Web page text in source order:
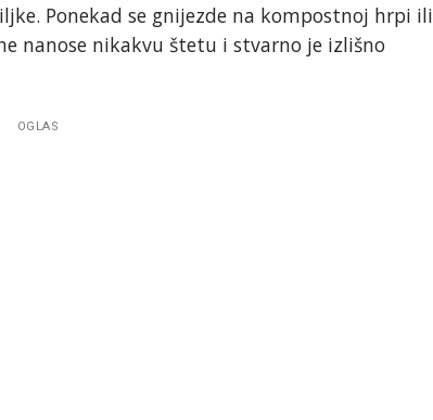
Ponekad se gnijezde na kompostnoj hrpi ili
nanose nikakvu štetu i stvarno je izlišno
OGLAS